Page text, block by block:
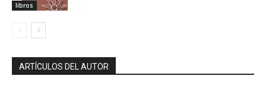
libros
ARTÍCULOS DEL AUTOR